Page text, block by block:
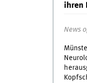
ihren
News